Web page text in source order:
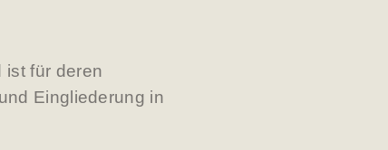
ist für deren
Eingliederung in